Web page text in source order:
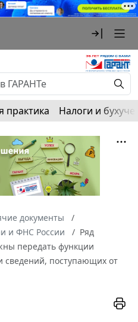
практика Налоги и
документы
и ФНС России
Ряд
передать функции
сведений, поступающих от